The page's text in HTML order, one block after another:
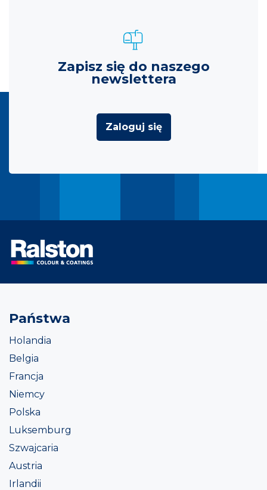
Zapisz się do naszego
newslettera
Zaloguj się
Państwa
Holandia
Belgia
Francja
Niemcy
Polska
Luksemburg
Szwajcaria
Austria
Irlandii